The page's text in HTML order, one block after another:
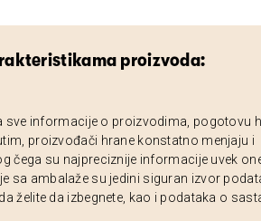
proizvoda:
sve informacije o proizvodima, pogotovu
proizvođači hrane konstatno menjaju i
čega su najpreciznije informacije uvek
sa ambalaže su jedini siguran izvor
želite da izbegnete, kao i podataka o